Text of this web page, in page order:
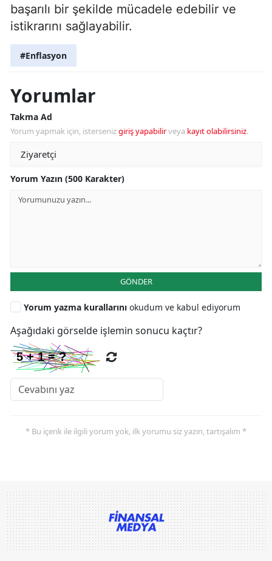
başarılı bir şekilde mücadele edebilir ve
istikrarını sağlayabilir.
#Enflasyon
Yorumlar
Takma Ad
Yorum yapmak için, istersenizgiriş yapabilirveya kayıt olabilirsiniz.
Yorum Yazın (500 Karakter)
GÖNDER
Yorum yazma kurallarını okudum ve kabul ediyorum
Aşağıdaki görselde işlemin sonucu kaçtır?
* Bu içerik ile ilgili yorum yok, ilk yorumu siz yazın, tartışalım *